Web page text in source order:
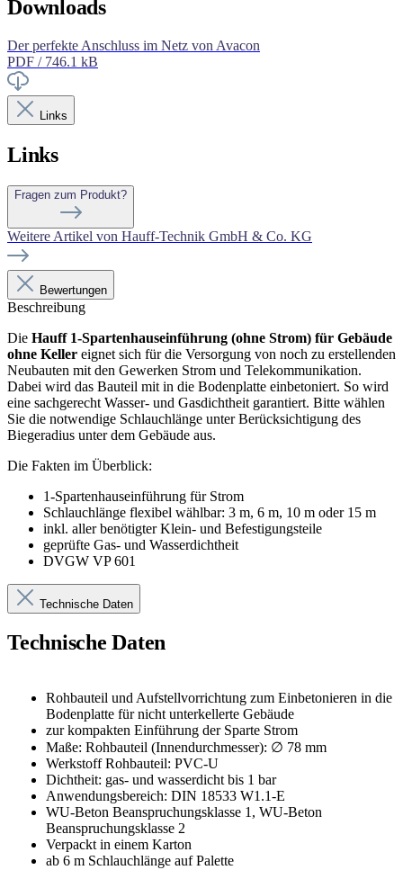
Downloads
Der perfekte Anschluss im Netz von Avacon
PDF / 746.1 kB
Links
Links
Fragen zum Produkt?
Weitere Artikel von Hauff-Technik GmbH & Co. KG
Bewertungen
Beschreibung
Die Hauff 1-Spartenhauseinführung (ohne Strom) für Gebäude
ohne Keller eignet sich für die Versorgung von noch zu erstellenden
Neubauten mit den Gewerken Strom und Telekommunikation.
Dabei wird das Bauteil mit in die Bodenplatte einbetoniert. So wird
eine sachgerecht Wasser- und Gasdichtheit garantiert. Bitte wählen
Sie die notwendige Schlauchlänge unter Berücksichtigung des
Biegeradius unter dem Gebäude aus.
Die Fakten im Überblick:
1-Spartenhauseinführung für Strom
Schlauchlänge flexibel wählbar: 3 m, 6 m, 10 m oder 15 m
inkl. aller benötigter Klein- und Befestigungsteile
geprüfte Gas- und Wasserdichtheit
DVGW VP 601
Technische Daten
Technische Daten
Rohbauteil und Aufstellvorrichtung zum Einbetonieren in die
Bodenplatte für nicht unterkellerte Gebäude
zur kompakten Einführung der Sparte Strom
Maße: Rohbauteil (Innendurchmesser): ∅ 78 mm
Werkstoff Rohbauteil: PVC-U
Dichtheit: gas- und wasserdicht bis 1 bar
Anwendungsbereich: DIN 18533 W1.1-E
WU-Beton Beanspruchungsklasse 1, WU-Beton
Beanspruchungsklasse 2
Verpackt in einem Karton
ab 6 m Schlauchlänge auf Palette